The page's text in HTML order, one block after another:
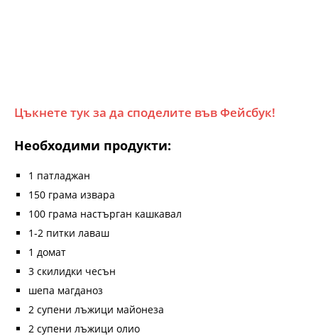
Цъкнете тук за да споделите във Фейсбук!
Необходими продукти:
1 патладжан
150 грама извара
100 грама настърган кашкавал
1-2 питки лаваш
1 домат
3 скилидки чесън
шепа магданоз
2 супени лъжици майонеза
2 супени лъжици олио